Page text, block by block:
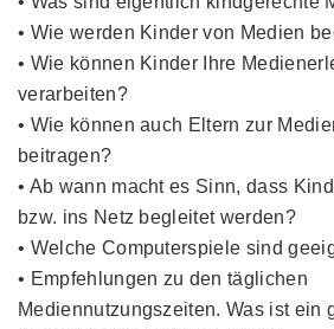
• Wie werden Kinder von Medien
• Wie können Kinder Ihre
verarbeiten?
• Wie können auch Eltern zur
beitragen?
• Ab wann macht es Sinn, dass
bzw. ins Netz begleitet werden?
• Welche Computerspiele sind
• Empfehlungen zu den täglichen
Mediennutzungszeiten. Was ist ein